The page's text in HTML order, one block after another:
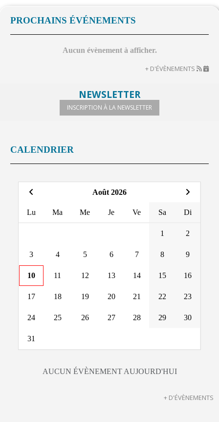
PROCHAINS ÉVÉNEMENTS
Aucun évènement à afficher.
+ D'ÉVÈNEMENTS
NEWSLETTER
INSCRIPTION À LA NEWSLETTER
CALENDRIER
Août 2026
Lu Ma Me Je Ve Sa Di
1 2
3 4 5 6 7 8 9
10 11 12 13 14 15 16
17 18 19 20 21 22 23
24 25 26 27 28 29 30
31
AUCUN ÉVÈNEMENT AUJOURD'HUI
+ D'ÉVÈNEMENTS